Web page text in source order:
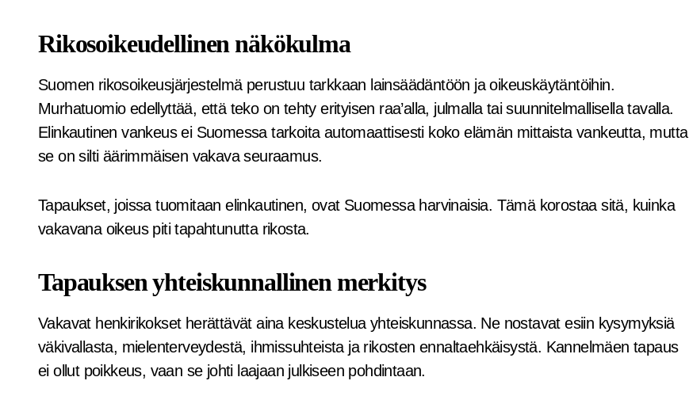
Rikosoikeudellinen näkökulma
Suomen rikosoikeusjärjestelmä perustuu tarkkaan lainsäädäntöön ja oikeuskäytäntöihin.
Murhatuomio edellyttää, että teko on tehty erityisen raa’alla, julmalla tai suunnitelmallisella tavalla.
Elinkautinen vankeus ei Suomessa tarkoita automaattisesti koko elämän mittaista vankeutta, mutta
se on silti äärimmäisen vakava seuraamus.
Tapaukset, joissa tuomitaan elinkautinen, ovat Suomessa harvinaisia. Tämä korostaa sitä, kuinka
vakavana oikeus piti tapahtunutta rikosta.
Tapauksen yhteiskunnallinen merkitys
Vakavat henkirikokset herättävät aina keskustelua yhteiskunnassa. Ne nostavat esiin kysymyksiä
väkivallasta, mielenterveydestä, ihmissuhteista ja rikosten ennaltaehkäisystä. Kannelmäen tapaus
ei ollut poikkeus, vaan se johti laajaan julkiseen pohdintaan.